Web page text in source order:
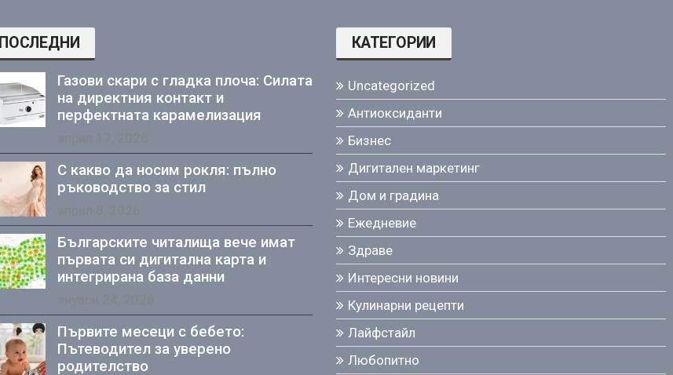
ПОСЛЕДНИ
Газови скари с гладка плоча: Силата
на директния контакт и
перфектната карамелизация
април 17, 2026
С какво да носим рокля: пълно
ръководство за стил
април 8, 2026
Българските читалища вече имат
първата си дигитална карта и
интегрирана база данни
януари 24, 2026
Първите месеци с бебето:
Пътеводител за уверено
родителство
КАТЕГОРИИ
Uncategorized
Антиоксиданти
Бизнес
Дигитален маркетинг
Дом и градина
Ежедневие
Здраве
Интересни новини
Кулинарни рецепти
Лайфстайл
Любопитно